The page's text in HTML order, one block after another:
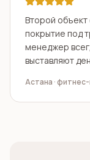
Второй объект
покрытие под
менеджер
выставляют
Астана ·